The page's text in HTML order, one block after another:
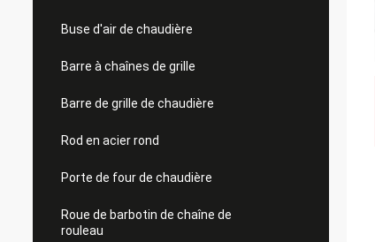
Buse d'air de chaudière
Barre à chaînes de grille
Barre de grille de chaudière
Rod en acier rond
Porte de four de chaudière
Roue de barbotin de chaîne de
rouleau